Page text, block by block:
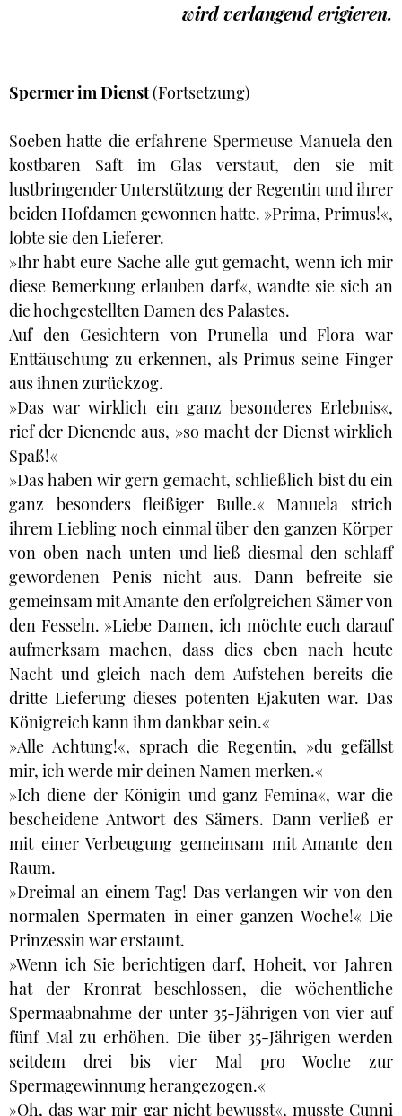
wird verlangend erigieren.
Spermer im Dienst(Fortsetzung)
Soeben hatte die erfahrene Spermeuse Manuela den
kostbaren Saft im Glas verstaut, den sie mit
lustbringender Unterstützung der Regentin und ihrer
beiden Hofdamen gewonnen hatte. »Prima, Primus!«,
lobte sie den Lieferer.
»Ihr habt eure Sache alle gut gemacht, wenn ich mir
diese Bemerkung erlauben darf«, wandte sie sich an
die hochgestellten Damen des Palastes.
Auf den Gesichtern von Prunella und Flora war
Enttäuschung zu erkennen, als Primus seine Finger
aus ihnen zurückzog.
»Das war wirklich ein ganz besonderes Erlebnis«,
rief der Dienende aus, »so macht der Dienst wirklich
Spaß!«
»Das haben wir gern gemacht, schließlich bist du ein
ganz besonders fleißiger Bulle.« Manuela strich
ihrem Liebling noch einmal über den ganzen Körper
von oben nach unten und ließ diesmal den schlaff
gewordenen Penis nicht aus. Dann befreite sie
gemeinsam mit Amante den erfolgreichen Sämer von
den Fesseln. »Liebe Damen, ich möchte euch darauf
aufmerksam machen, dass dies eben nach heute
Nacht und gleich nach dem Aufstehen bereits die
dritte Lieferung dieses potenten Ejakuten war. Das
Königreich kann ihm dankbar sein.«
»Alle Achtung!«, sprach die Regentin, »du gefällst
mir, ich werde mir deinen Namen merken.«
»Ich diene der Königin und ganz Femina«, war die
bescheidene Antwort des Sämers. Dann verließ er
mit einer Verbeugung gemeinsam mit Amante den
Raum.
»Dreimal an einem Tag! Das verlangen wir von den
normalen Spermaten in einer ganzen Woche!« Die
Prinzessin war erstaunt.
»Wenn ich Sie berichtigen darf, Hoheit, vor Jahren
hat der Kronrat beschlossen, die wöchentliche
Spermaabnahme der unter 35-Jährigen von vier auf
fünf Mal zu erhöhen. Die über 35-Jährigen werden
seitdem drei bis vier Mal pro Woche zur
Spermagewinnung herangezogen.«
»Oh, das war mir gar nicht bewusst«, musste Cunni